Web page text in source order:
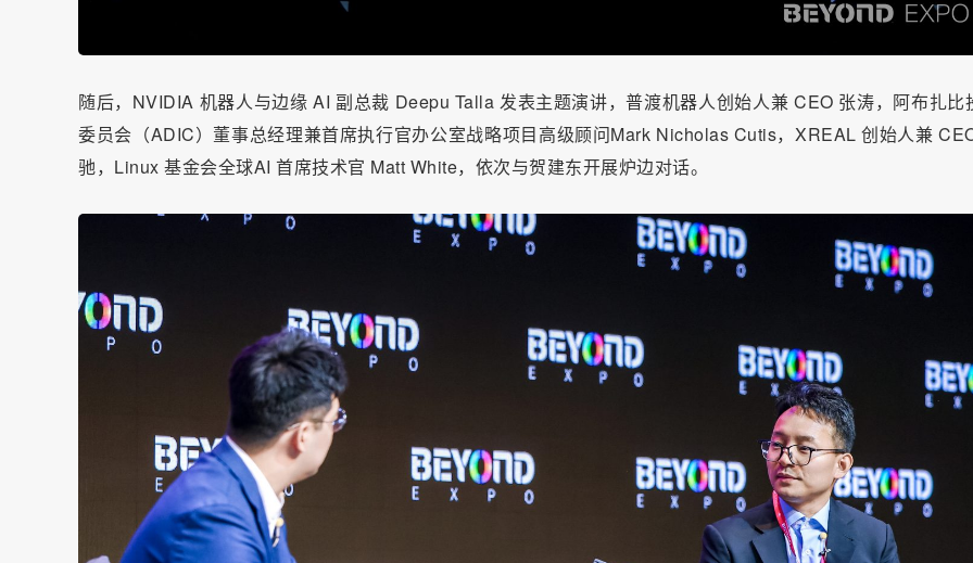
随后，NVIDIA 机器人与边缘 AI 副总裁 Deepu Talla 发表主题演讲，普渡机器人创始人兼 CEO 张涛，阿布扎比
委员会（ADIC）董事总经理兼首席执行官办公室战略项目高级顾问Mark Nicholas Cutis，XREAL 创始人兼
驰，Linux 基金会全球AI 首席技术官 Matt White，依次与贺建东开展炉边对话。